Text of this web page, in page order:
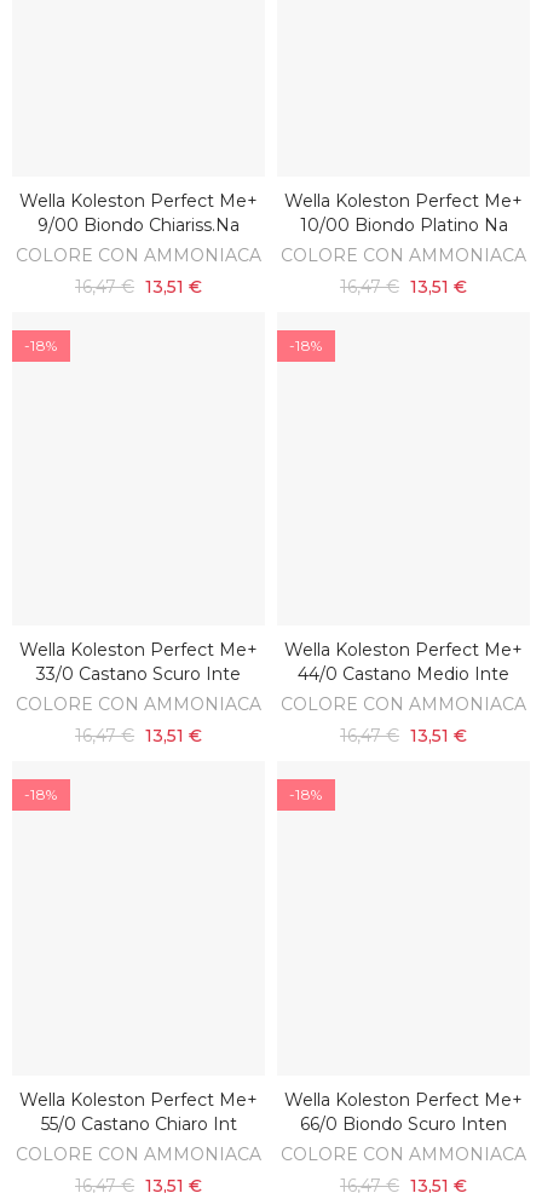
AGGIUNGI AL CARRELLO
Wella Koleston Perfect Me+
9/00 Biondo Chiariss.na
COLORE CON AMMONIACA
16,47 € 13,51 €
AGGIUNGI AL CARRELLO
Wella Koleston Perfect Me+
10/00 Biondo Platino Na
COLORE CON AMMONIACA
16,47 € 13,51 €
-18%
AGGIUNGI AL CARRELLO
Wella Koleston Perfect Me+
33/0 Castano Scuro Inte
COLORE CON AMMONIACA
16,47 € 13,51 €
-18%
AGGIUNGI AL CARRELLO
Wella Koleston Perfect Me+
44/0 Castano Medio Inte
COLORE CON AMMONIACA
16,47 € 13,51 €
-18%
AGGIUNGI AL CARRELLO
Wella Koleston Perfect Me+
55/0 Castano Chiaro Int
COLORE CON AMMONIACA
16,47 € 13,51 €
-18%
AGGIUNGI AL CARRELLO
Wella Koleston Perfect Me+
66/0 Biondo Scuro Inten
COLORE CON AMMONIACA
16,47 € 13,51 €